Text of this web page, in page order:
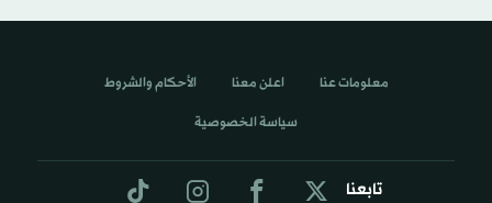
تابعنا
معلومات عنا اعلن معنا الأحكام والشروط
سياسة الخصوصية